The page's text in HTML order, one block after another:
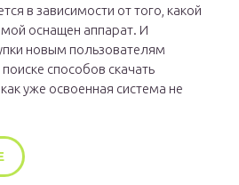
в зависимости от того, какой
оснащен аппарат. И
новым пользователям
способов скачать
уже освоенная система не